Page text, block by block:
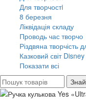
Для творчостi
8 березня
Ліквідація складу
Проводь час творчо
Різдвяна творчість
Казковий світ Disney
Показати всі